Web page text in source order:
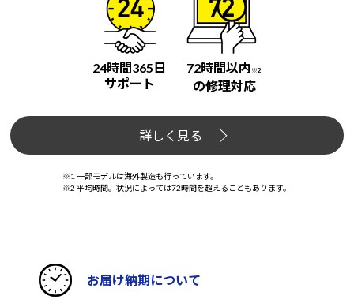
24時間365日
サポート
72時間以内 ※2
の修理対応
詳しく見る
※1 一部モデルは海外製造も行っています。
※2 平均時間。状況によっては72時間を超えることもあります。
お届け納期について